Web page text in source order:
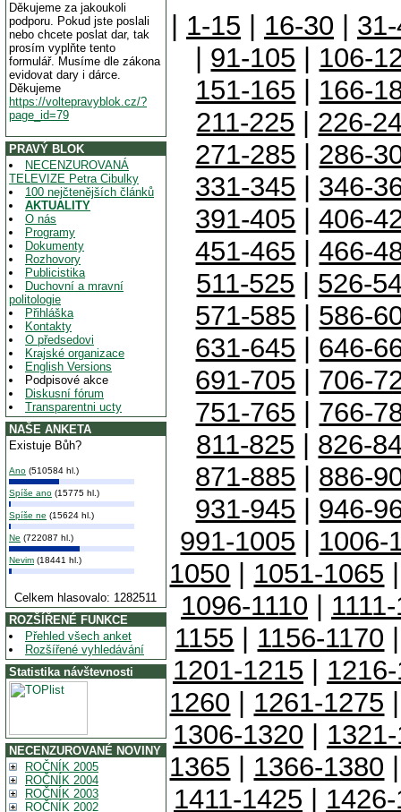
Děkujeme za jakoukoli
podporu. Pokud jste poslali
nebo chcete poslat dar, tak
prosím vyplňte tento
formulář. Musíme dle zákona
evidovat dary i dárce.
Děkujeme
https://voltepravyblok.cz/?
page_id=79
PRAVÝ BLOK
NECENZUROVANÁ
TELEVIZE Petra Cibulky
100 nejčtenějších článků
AKTUALITY
O nás
Programy
Dokumenty
Rozhovory
Publicistika
Duchovní a mravní
politologie
Přihláška
Kontakty
O předsedovi
Krajské organizace
English Versions
Podpisové akce
Diskusní fórum
Transparentni ucty
NAŠE ANKETA
Existuje Bůh?
Ano (510584 hl.)
Spíše ano (15775 hl.)
Spíše ne (15624 hl.)
Ne (722087 hl.)
Nevim (18441 hl.)
Celkem hlasovalo: 1282511
ROZŠÍŘENÉ FUNKCE
Přehled všech anket
Rozšířené vyhledávání
Statistika návštevnosti
NECENZUROVANÉ NOVINY
ROČNÍK 2005
ROČNÍK 2004
ROČNÍK 2003
ROČNÍK 2002
1-15 16-30
91-105
106-
151-165
166-
211-225
226-
271-285
286-
331-345
346-
391-405 |406-
451-465 |466-
511-525
526-
571-585
586-
631-645
646-
691-705
706-
751-765
766-
811-825
826-
871-885
886-
931-945
946-
991-1005
1006-
1050
1051-1065
1096-1110
1155
1156-1170
1201-1215
1260
1261-1275
1306-1320
1365
1366-1380
1411-1425